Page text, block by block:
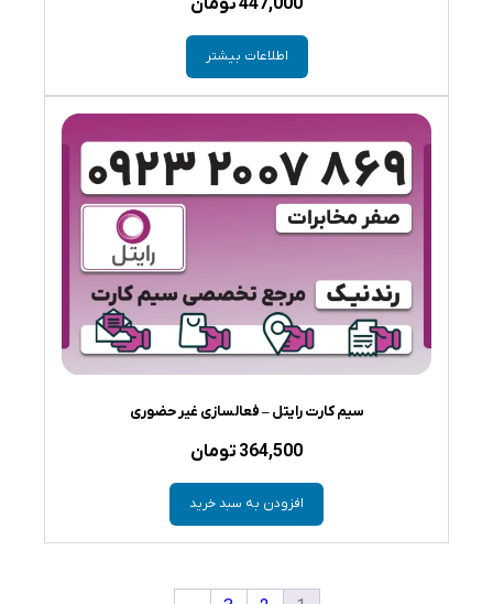
اطلاعات بیشتر
سیم کارت رایتل – فعالسازی غیر حضوری
364,500 تومان
افزودن به سبد خرید